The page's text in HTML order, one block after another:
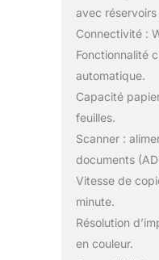
avec
Connectivité :
Fonctionnalité
automatique.
Capacité
feuilles.
Scanner :
documents
Vitesse de
minute.
Résolution
en couleur.